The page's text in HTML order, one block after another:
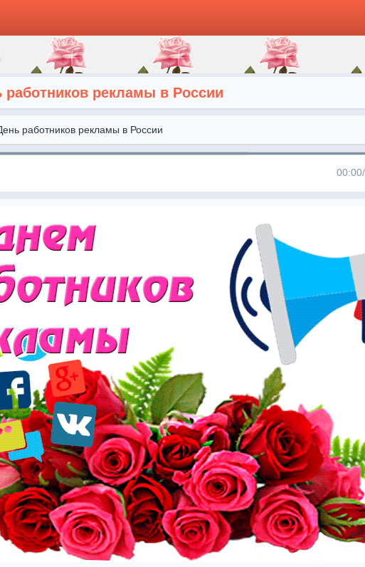
работников рекламы в России
работников рекламы в России
00:00/